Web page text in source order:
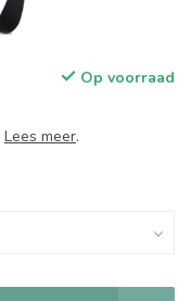
Op voorraad
Lees meer.